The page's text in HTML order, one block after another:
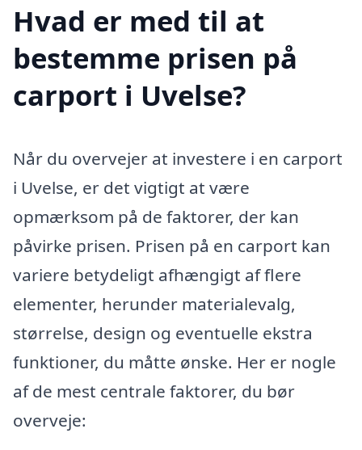
Hvad er med til at
bestemme prisen på
carport i Uvelse?
Når du overvejer at investere i en carport
i Uvelse, er det vigtigt at være
opmærksom på de faktorer, der kan
påvirke prisen. Prisen på en carport kan
variere betydeligt afhængigt af flere
elementer, herunder materialevalg,
størrelse, design og eventuelle ekstra
funktioner, du måtte ønske. Her er nogle
af de mest centrale faktorer, du bør
overveje: